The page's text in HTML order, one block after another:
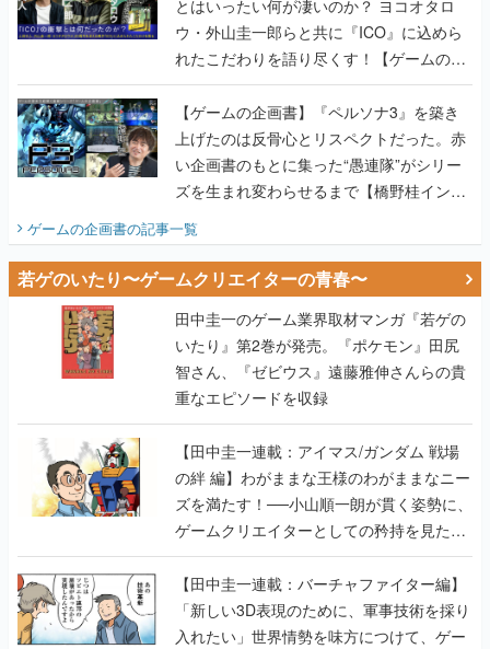
とはいったい何が凄いのか？ ヨコオタロ
ウ・外山圭一郎らと共に『ICO』に込めら
れたこだわりを語り尽くす！【ゲームの企
画書】
【ゲームの企画書】『ペルソナ3』を築き
上げたのは反骨心とリスペクトだった。赤
い企画書のもとに集った“愚連隊”がシリー
ズを生まれ変わらせるまで【橋野桂インタ
ビュー】
ゲームの企画書の記事一覧
若ゲのいたり〜ゲームクリエイターの青春〜
田中圭一のゲーム業界取材マンガ『若ゲの
いたり』第2巻が発売。『ポケモン』田尻
智さん、『ゼビウス』遠藤雅伸さんらの貴
重なエピソードを収録
【田中圭一連載：アイマス/ガンダム 戦場
の絆 編】わがままな王様のわがままなニー
ズを満たす！──小山順一朗が貫く姿勢に、
ゲームクリエイターとしての矜持を見た
【若ゲのいたり最終回】
【田中圭一連載：バーチャファイター編】
「新しい3D表現のために、軍事技術を採り
入れたい」世界情勢を味方につけて、ゲー